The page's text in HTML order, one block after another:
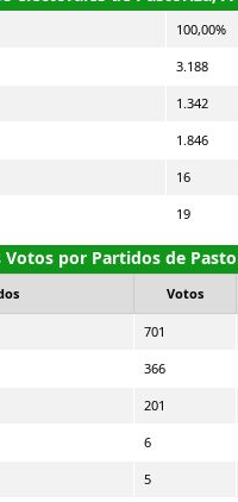
100,00%
3.188
1.342
1.846
16
19
Votos por Partidos de
Votos
701
366
201
6
5